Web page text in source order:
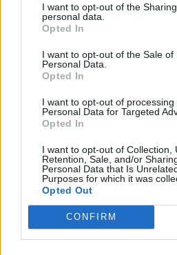
I want to opt-out of the
personal data.
Opted In
I want to opt-out of the Sale of
Personal Data.
Opted In
I want to opt-out of processing
Personal Data for Targeted
Opted In
I want to opt-out of Collection,
Retention, Sale, and/or
Personal Data that Is
Purposes for which it was
Opted Out
CONFIRM
Shtuarmë11.02.2022 12:27
Tags:
Belgjike , Boss droge